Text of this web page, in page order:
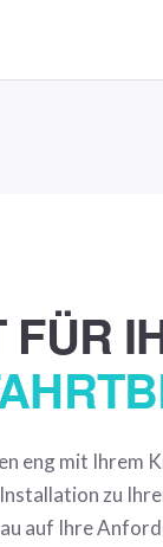
eng mit Ihrem
zu
auf Ihre